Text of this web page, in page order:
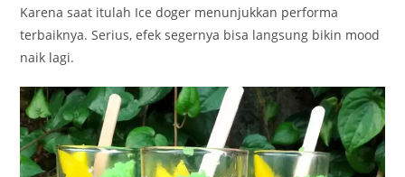
Karena saat itulah Ice doger menunjukkan performa
terbaiknya. Serius, efek segernya bisa langsung bikin mood
naik lagi.